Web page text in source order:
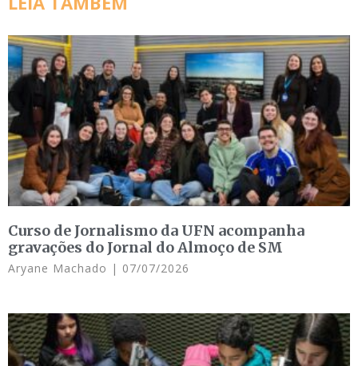
Curso de Jornalismo da UFN acompanha
gravações do Jornal do Almoço de SM
Aryane Machado 07/07/2026